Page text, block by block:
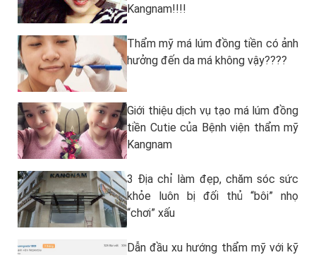
Kangnam!!!!
Thẩm mỹ má lúm đồng tiền có ảnh
hưởng đến da má không vậy????
Giới thiệu dịch vụ tạo má lúm đồng
tiền Cutie của Bệnh viện thẩm mỹ
Kangnam
3 Địa chỉ làm đẹp, chăm sóc sức
khỏe luôn bị đối thủ “bôi” nhọ
“chơi” xấu
Dẫn đầu xu hướng thẩm mỹ với kỹ